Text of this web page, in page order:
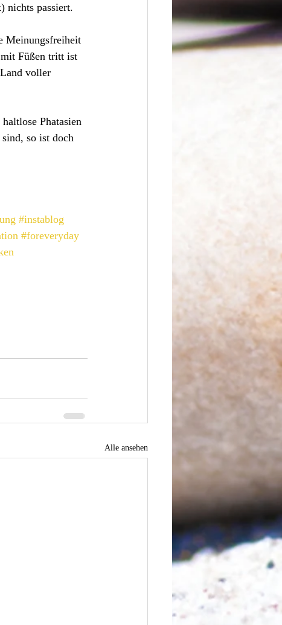
nichts passiert.
Meinungsfreiheit
Füßen tritt ist
voller
Phatasien
so ist doch
#instablog
#foreveryday
Alle ansehen